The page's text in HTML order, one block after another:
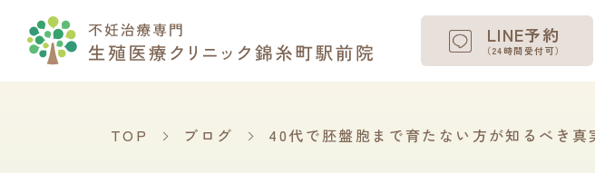
LINE予約
（24時間受付可）
TOP ブログ 40代で胚盤胞まで育たない方が知るべき